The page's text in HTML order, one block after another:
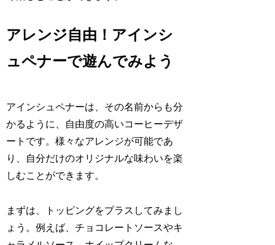
アレンジ自由！アインシ
ュペナーで遊んでみよう
アインシュペナーは、その名前からも分
かるように、自由度の高いコーヒーデザ
ートです。様々なアレンジが可能であ
り、自分だけのオリジナルな味わいを楽
しむことができます。
まずは、トッピングをプラスしてみまし
ょう。例えば、チョコレートソースやキ